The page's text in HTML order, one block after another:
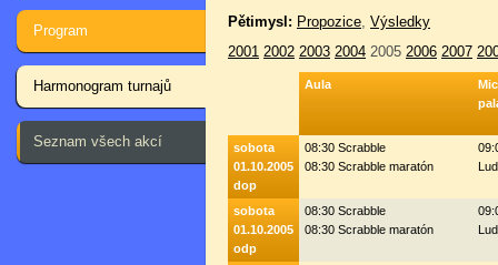
Program
Harmonogram turnajů
Seznam všech akcí
Pětimysl: Propozice, Výsledky
2001 2002 2003 2004 2005 2006 2007
Aula
sobota
01.10.2005
dop
08:30 Scrabble
08:30 Scrabble maratón
sobota
01.10.2005
odp
08:30 Scrabble
08:30 Scrabble maratón